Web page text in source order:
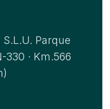
Parque
330 · Km.566